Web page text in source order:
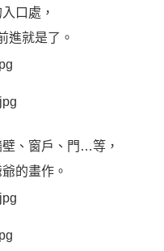
口處，
進就是了。
、窗戶、門…等，
的畫作。